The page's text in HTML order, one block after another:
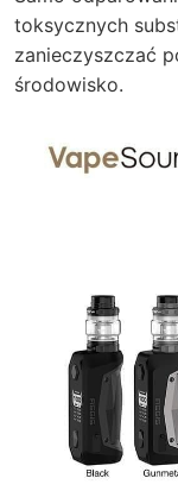
toksycznych
zanieczyszczać
środowisko.